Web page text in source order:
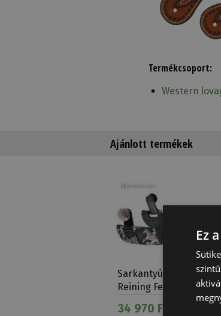
Termékcsoport:
Western
Ajánlott termékek
Sarkantyú Western
Reining Fekete Tíz Ágú
34 970 Ft
Ez